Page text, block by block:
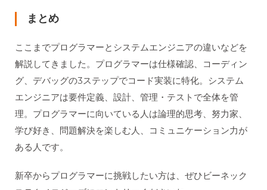
まとめ
ここまでプログラマーとシステムエンジニアの違いなどを
解説してきました。プログラマーは仕様確認、コーディン
グ、デバッグの3ステップでコード実装に特化。システム
エンジニアは要件定義、設計、管理・テストで全体を管
理。プログラマーに向いている人は論理的思考、努力家、
学び好き、問題解決を楽しむ人、コミュニケーション力が
ある人です。
新卒からプログラマーに挑戦したい方は、ぜひビーネック